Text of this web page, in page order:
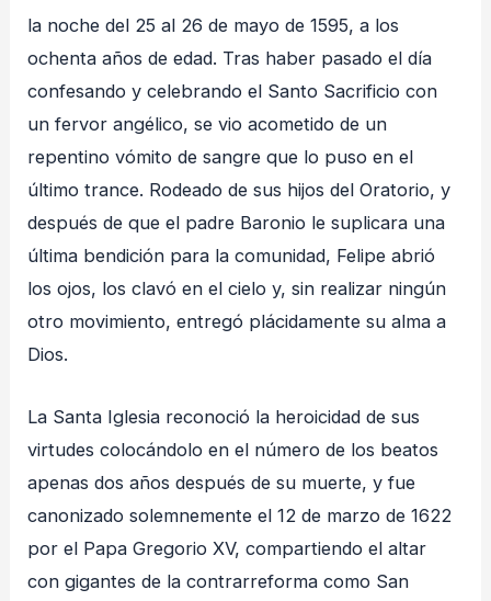
la noche del 25 al 26 de mayo de 1595, a los
ochenta años de edad. Tras haber pasado el día
confesando y celebrando el Santo Sacrificio con
un fervor angélico, se vio acometido de un
repentino vómito de sangre que lo puso en el
último trance. Rodeado de sus hijos del Oratorio, y
después de que el padre Baronio le suplicara una
última bendición para la comunidad, Felipe abrió
los ojos, los clavó en el cielo y, sin realizar ningún
otro movimiento, entregó plácidamente su alma a
Dios.
La Santa Iglesia reconoció la heroicidad de sus
virtudes colocándolo en el número de los beatos
apenas dos años después de su muerte, y fue
canonizado solemnemente el 12 de marzo de 1622
por el Papa Gregorio XV, compartiendo el altar
con gigantes de la contrarreforma como San